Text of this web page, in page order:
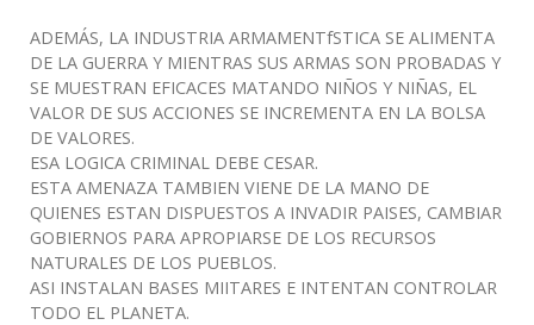
ADEMÁS, LA INDUSTRIA ARMAMENTfSTICA SE ALIMENTA
DE LA GUERRA Y MIENTRAS SUS ARMAS SON PROBADAS Y
SE MUESTRAN EFICACES MATANDO NIÑOS Y NIÑAS, EL
VALOR DE SUS ACCIONES SE INCREMENTA EN LA BOLSA
DE VALORES.
ESA LOGICA CRIMINAL DEBE CESAR.
ESTA AMENAZA TAMBIEN VIENE DE LA MANO DE
QUIENES ESTAN DISPUESTOS A INVADIR PAISES, CAMBIAR
GOBIERNOS PARA APROPIARSE DE LOS RECURSOS
NATURALES DE LOS PUEBLOS.
ASI INSTALAN BASES MIITARES E INTENTAN CONTROLAR
TODO EL PLANETA.